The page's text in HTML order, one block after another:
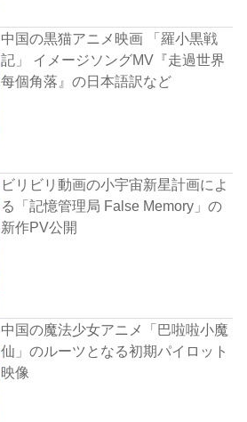
中国の黒猫アニメ映画 「羅小黒戦
記」 イメージソングMV『走過世界
每個角落』の日本語訳など
ビリビリ動画の小宇宙新星計画によ
る「記憶管理局 False Memory」の
新作PV公開
中国の魔法少女アニメ「巴啦啦小魔
仙」のルーツとなる初期パイロット
映像